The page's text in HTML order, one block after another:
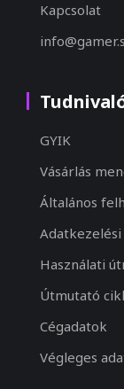
Kapcsolat
GYIK
Vásárlás
Általános
Használati
Útmutató
Cégadatok
Végleges